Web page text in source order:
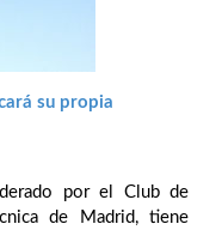
su propia
por el Club de
de Madrid, tiene